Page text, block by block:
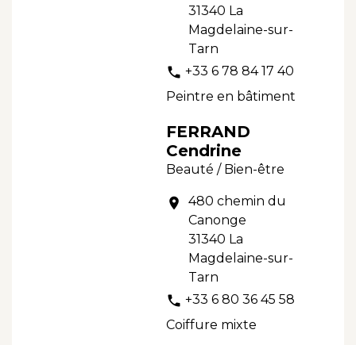
31340 La
Magdelaine-sur-
Tarn
phone +33 6 78 84 17 40
Peintre en bâtiment
FERRAND
Cendrine
Beauté / Bien-être
location_on
480 chemin du
Canonge
31340 La
Magdelaine-sur-
Tarn
phone +33 6 80 36 45 58
Coiffure mixte